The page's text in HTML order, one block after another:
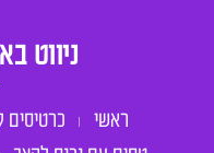
ניווט
ראשי כרטיסים